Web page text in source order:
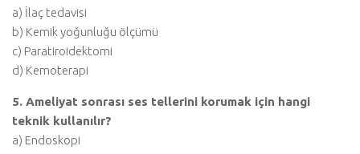
a) İlaç tedavisi
b) Kemik yoğunluğu ölçümü
c) Paratiroidektomi
d) Kemoterapi
5. Ameliyat sonrası ses tellerini korumak için hangi
teknik kullanılır?
a) Endoskopi